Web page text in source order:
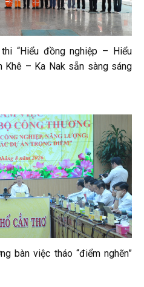
“Hiểu đồng nghiệp – Hiểu
Khê – Ka Nak sẵn sàng sáng
bàn việc tháo “điểm nghẽn”